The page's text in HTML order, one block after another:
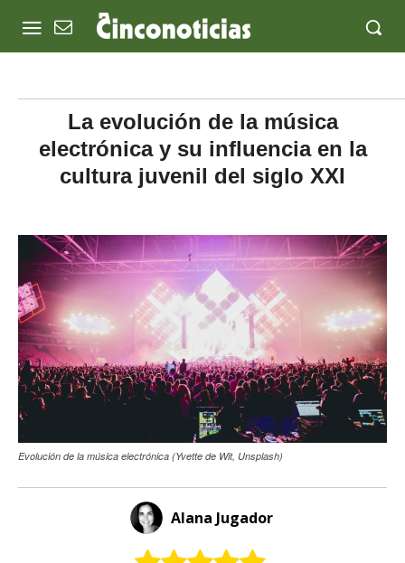
La evolución de la música
electrónica y su influencia en la
cultura juvenil del siglo XXI
Evolución de la música electrónica (Yvette de Wit, Unsplash)
Alana Jugador